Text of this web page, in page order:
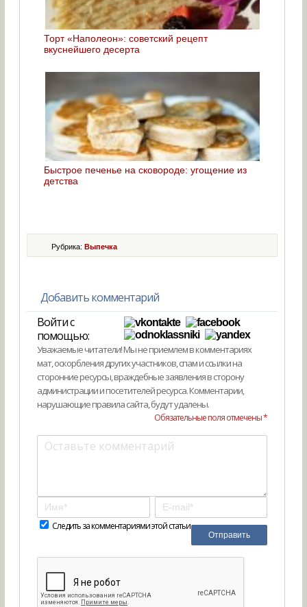
Торт «Наполеон»: советский рецепт
вкуснейшего десерта
Быстрое печенье на сковороде: угощение из
детства
Рубрика:Выпечка
Добавить комментарий
Войти с
помощью:
Уважаемые читатели! Мы не приемлем в комментариях
мат, оскорбления других участников, спам и ссылки на
сторонние ресурсы, враждебные заявления в сторону
администрации и посетителей ресурса. Комментарии,
нарушающие правила сайта, будут удалены.
Обязательные поля отмечены *
Следить за комментариями этой статьи